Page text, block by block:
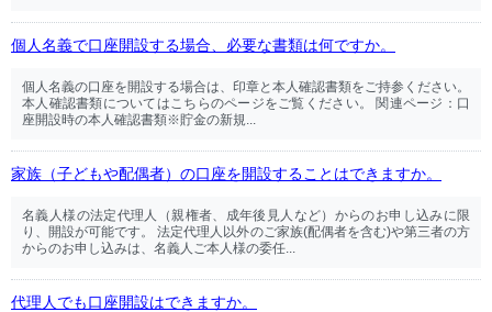
個人名義で口座開設する場合、必要な書類は何ですか。
個人名義の口座を開設する場合は、印章と本人確認書類をご持参ください。
本人確認書類についてはこちらのページをご覧ください。 関連ページ：口
座開設時の本人確認書類※貯金の新規...
家族（子どもや配偶者）の口座を開設することはできますか。
名義人様の法定代理人（親権者、成年後見人など）からのお申し込みに限
り、開設が可能です。 法定代理人以外のご家族(配偶者を含む)や第三者の方
からのお申し込みは、名義人ご本人様の委任...
代理人でも口座開設はできますか。